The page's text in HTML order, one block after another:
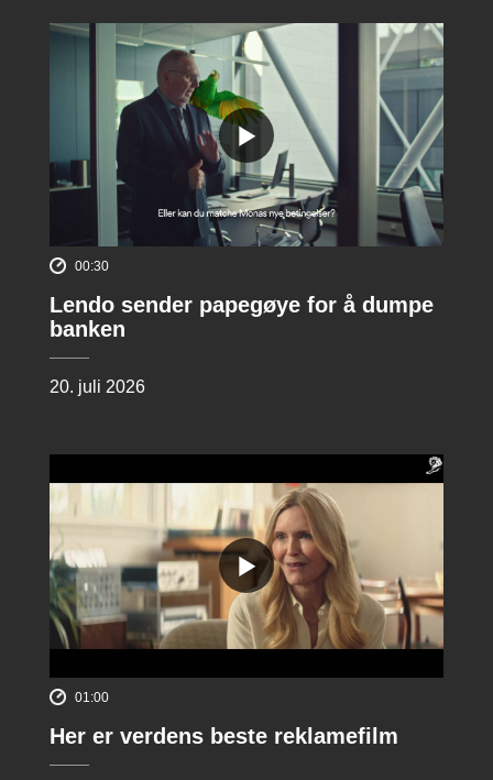
00:30
Lendo sender papegøye for å dumpe
banken
20. juli 2026
01:00
Her er verdens beste reklamefilm